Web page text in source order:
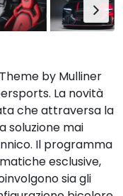
by Mulliner
La novità
che attraversa la
soluzione mai
Il programma
esclusive,
sia gli